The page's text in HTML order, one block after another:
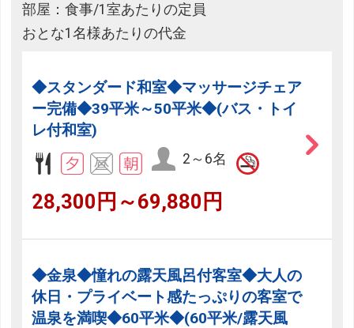
部屋：食事/1室あたりの定員
おとな1名様あたりの代金
◆スタンダード和室◆マッサージチェア
ー完備◆39平米～50平米◆(バス・トイ
レ付和室)
2～6名
28,300円～69,880円
◆金泉◆憧れの露天風呂付客室◆大人の
休日・プライベート感たっぷりの客室で
温泉を満喫◆60平米◆(60平米/露天風